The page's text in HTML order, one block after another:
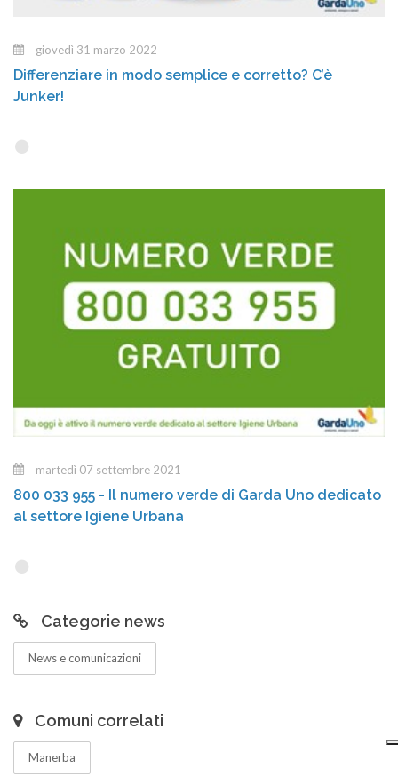
giovedì 31 marzo 2022
Differenziare in modo semplice e corretto? C’è
Junker!
martedì 07 settembre 2021
800 033 955 - Il numero verde di Garda Uno dedicato
al settore Igiene Urbana
Categorie news
News e comunicazioni
Comuni correlati
Manerba